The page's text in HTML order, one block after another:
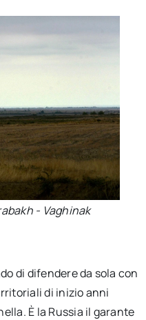
- Vaghinak
di difendere da sola con
di inizio anni
È la Russia il garante